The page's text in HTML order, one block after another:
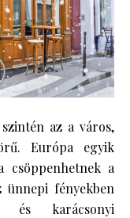
az a város,
Európa egyik
csöppenhetnek a
ünnepi fényekben
és karácsonyi